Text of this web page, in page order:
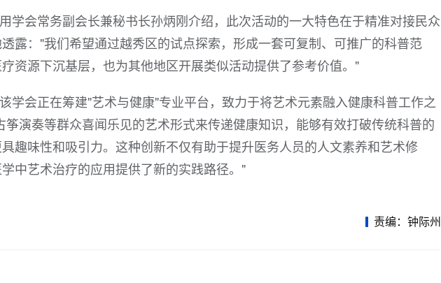
学会常务副会长兼秘书长孙炳刚介绍，此次活动的一大特色在于精准对接民众
露："我们希望通过越秀区的试点探索，形成一套可复制、可推广的科普范
资源下沉基层，也为其他地区开展类似活动提供了参考价值。"
学会正在筹建"艺术与健康"专业平台，致力于将艺术元素融入健康科普工作之
筝演奏等群众喜闻乐见的艺术形式来传递健康知识，能够有效打破传统科普的
趣味性和吸引力。这种创新不仅有助于提升医务人员的人文素养和艺术修
中艺术治疗的应用提供了新的实践路径。"
责编：钟际州